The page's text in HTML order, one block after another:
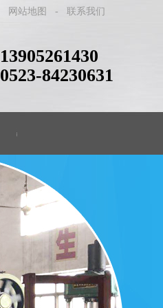
网站地图 - 联系我们
13905261430
0523-84230631